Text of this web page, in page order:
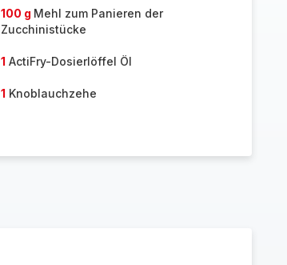
100 g Mehl zum Panieren der
Zucchinistücke
1 ActiFry-Dosierlöffel Öl
1 Knoblauchzehe